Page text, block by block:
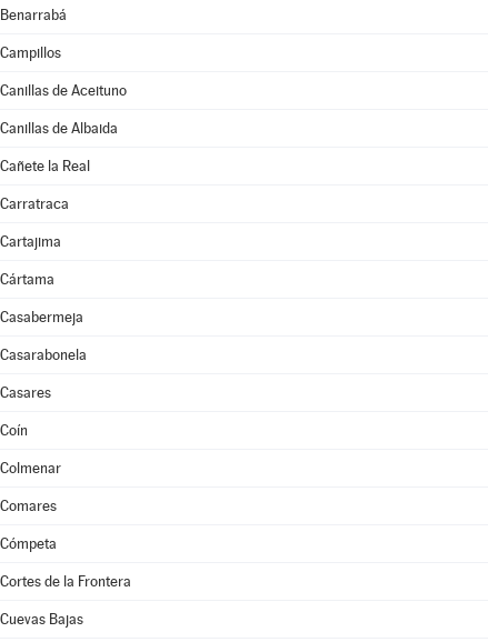
Benarrabá
Campillos
Canillas de Aceituno
Canillas de Albaida
Cañete la Real
Carratraca
Cartajima
Cártama
Casabermeja
Casarabonela
Casares
Coín
Colmenar
Comares
Cómpeta
Cortes de la Frontera
Cuevas Bajas